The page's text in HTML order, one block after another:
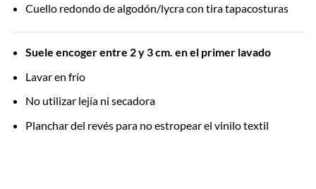
Cuello redondo de algodón/lycra con tira tapacosturas
Suele encoger entre 2 y 3 cm. en el primer lavado
Lavar en frío
No utilizar lejía ni secadora
Planchar del revés para no estropear el vinilo textil